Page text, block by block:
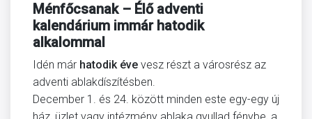
Ménfőcsanak – Élő adventi
kalendárium immár hatodik
alkalommal
Idén már hatodik éve vesz részt a városrész az
adventi ablakdíszítésben.
December 1. és 24. között minden este egy-egy új